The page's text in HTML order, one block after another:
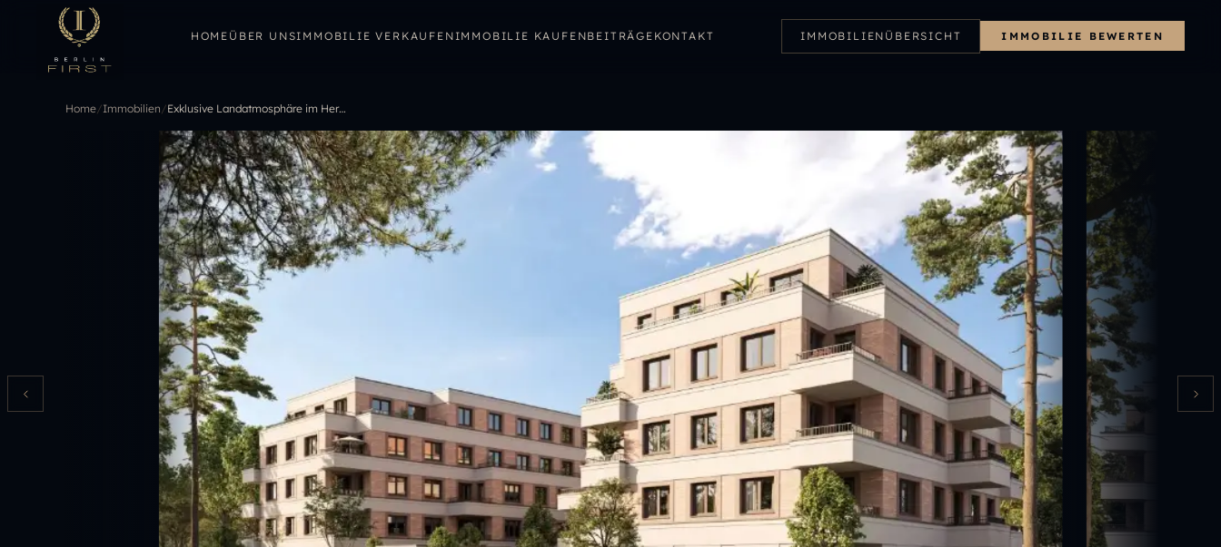
HOME ÜBER UNSIMMOBILIE VERKAUFENIMMOBILIE KAUFENBEITRÄGE KONTAKT IMMOBILIENÜBERSICHT IMMOBILIE BEWERTEN
Home/Immobilien/ Exklusive Landatmosphäre im Herzen der City